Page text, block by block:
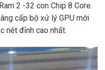
2 -32 con Chip 8 Core.
cấp bộ xử lý GPU mới
nét đỉnh cao nhất.